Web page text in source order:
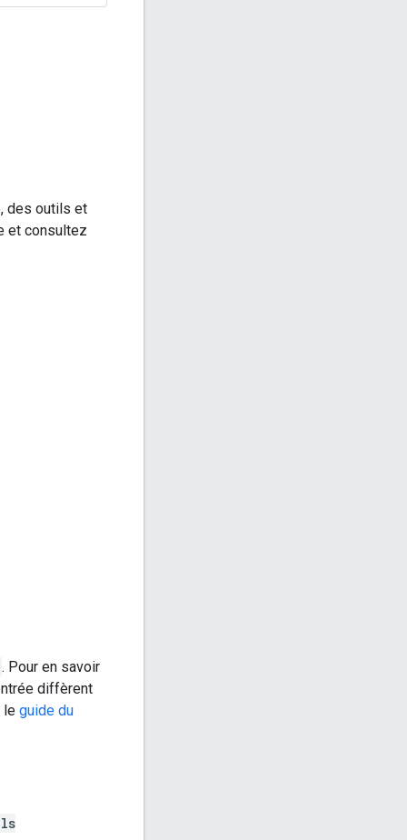
des outils et
et consultez
. Pour en savoir
diffèrent
le guide du